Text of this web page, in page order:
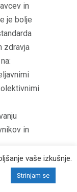
in
je bolje
zdravja
in
o
vaše izkušnje.
Strinjam se